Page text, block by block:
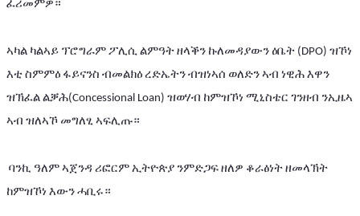
ፈሪመምዎ።
ኣካል ካልኣይ ፕሮግራምፖሊሲ ልምዓትዘላቕን ኩለመዳያውን ዕቤት (DPO) ዝኾነ
እቲስምምዕ ፋይናንስ ብመልክዕረድኤትንብዝነኣሰ ወለድንኣብ ነዊሕእዋን
ዝኽፈልልቓሕ(Concessional Loan) ዝወሃብ ከምዝኾነ ሚኒስቴር ገንዘብ ንኢዜኣ
ኣብ ዝለኣኾ መግለፂ ኣፍሊጡ።
ባንኪ ዓለምኣጀንዳ ሪፎርምኢትዮጵያ ንምድጋፍዘለዎ ቆራፅነትዘመላኽት
ከምዝኾነ እውንሓቢሩ።